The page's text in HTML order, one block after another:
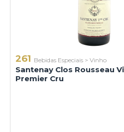
261 Bebidas Especiais > Vinho
Santenay Clos Rousseau
Premier Cru